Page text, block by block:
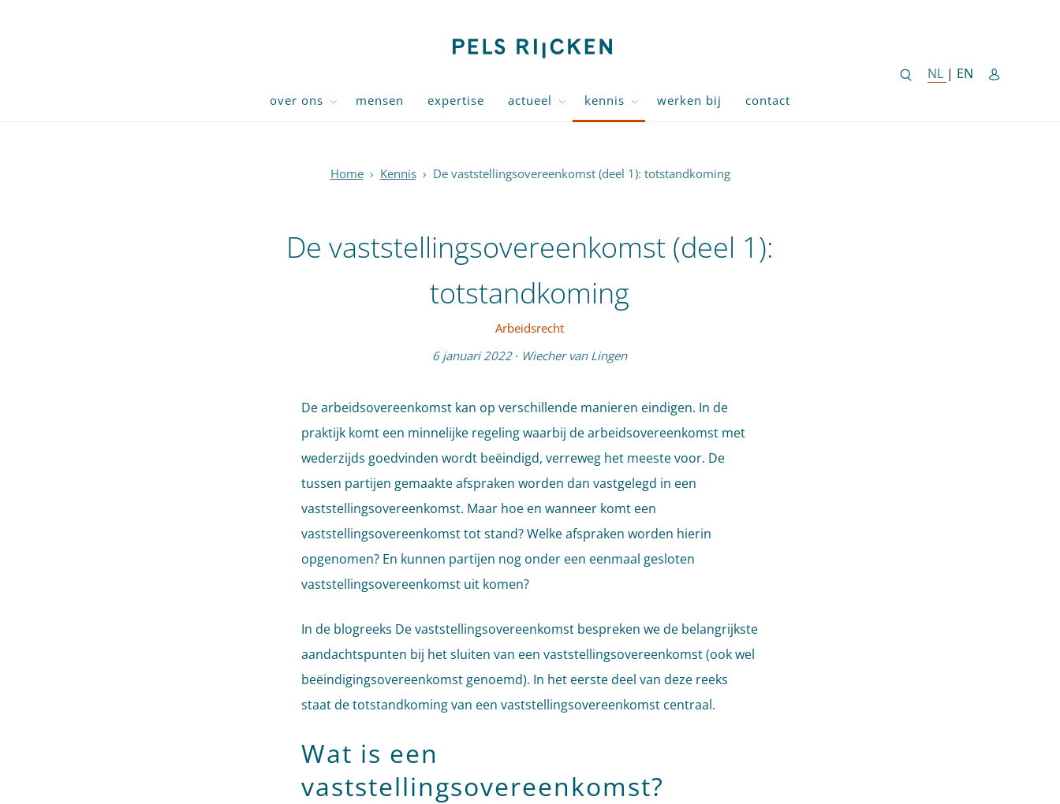
NL NEDERLANDSE
| EN ENGLISH
over ons mensen expertise actueel kennis werken bij contact
Home › Kennis › De vaststellingsovereenkomst (deel 1): totstandkoming
De vaststellingsovereenkomst (deel 1):
totstandkoming
Arbeidsrecht
6 januari 2022 · Wiecher van Lingen
De arbeidsovereenkomst kan op verschillende manieren eindigen. In de
praktijk komt een minnelijke regeling waarbij de arbeidsovereenkomst met
wederzijds goedvinden wordt beëindigd, verreweg het meeste voor. De
tussen partijen gemaakte afspraken worden dan vastgelegd in een
vaststellingsovereenkomst. Maar hoe en wanneer komt een
vaststellingsovereenkomst tot stand? Welke afspraken worden hierin
opgenomen? En kunnen partijen nog onder een eenmaal gesloten
vaststellingsovereenkomst uit komen?
In de blogreeks De vaststellingsovereenkomst bespreken we de belangrijkste
aandachtspunten bij het sluiten van een vaststellingsovereenkomst (ook wel
beëindigingsovereenkomst genoemd). In het eerste deel van deze reeks
staat de totstandkoming van een vaststellingsovereenkomst centraal.
Wat is een
vaststellingsovereenkomst?